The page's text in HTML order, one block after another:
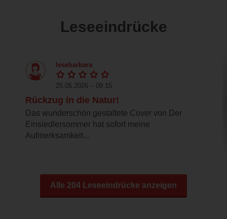
Leseeindrücke
lesebarbara
25.05.2026 – 09:15
Rückzug in die Natur!
Das wunderschön gestaltete Cover von Der
Einsiedlersommer hat sofort meine
Aufmerksamkeit...
Alle 204 Leseeindrücke anzeigen